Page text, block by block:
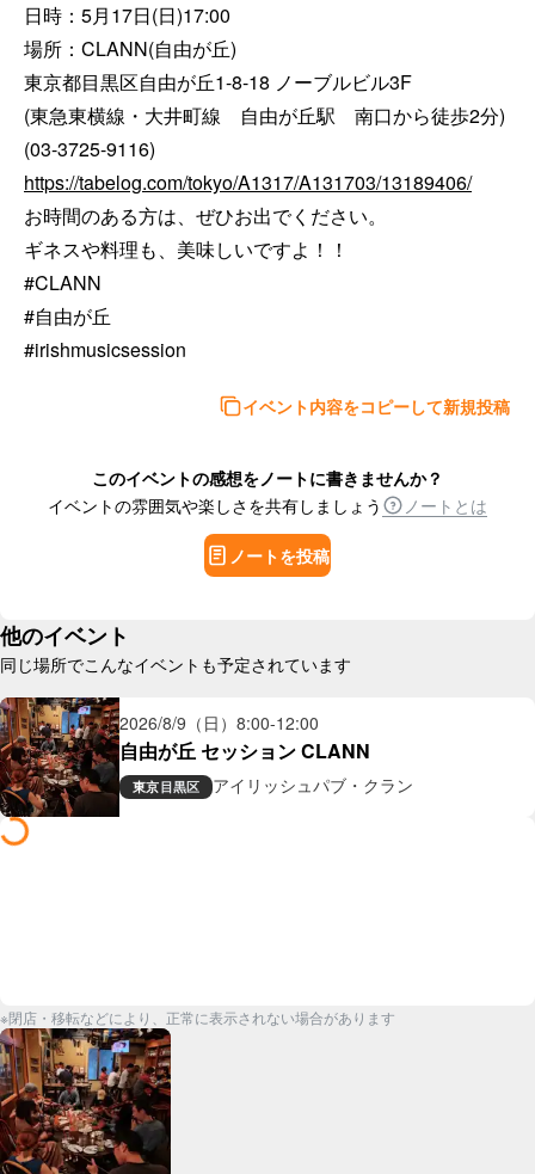
日時：5月17日(日)17:00
場所：CLANN(自由が丘)
東京都目黒区自由が丘1-8-18 ノーブルビル3F
(東急東横線・大井町線　自由が丘駅　南口から徒歩2分)
https://tabelog.com/tokyo/A1317/A131703/13189406/
お時間のある方は、ぜひお出でください。
ギネスや料理も、美味しいですよ！！
#CLANN
#自由が丘
#irishmusicsession
イベント内容をコピーして新規投稿
このイベントの感想をノートに書きませんか？
イベントの雰囲気や楽しさを共有しましょう
ノートとは
ノートを投稿
他のイベント
同じ場所でこんなイベントも予定されています
2026/8/9（日） 8:00-12:00
自由が丘 セッション CLANN
東京目黒区 アイリッシュパブ・クラン
※閉店・移転などにより、正常に表示されない場合があります